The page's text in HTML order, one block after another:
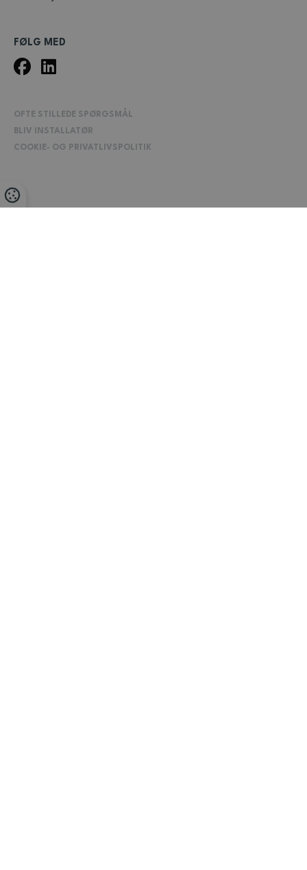
FØLG MED
OFTE STILLEDE SPØRGSMÅL
BLIV INSTALLATØR
COOKIE- OG PRIVATLIVSPOLITIK